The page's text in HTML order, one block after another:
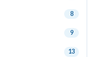
8
9
13